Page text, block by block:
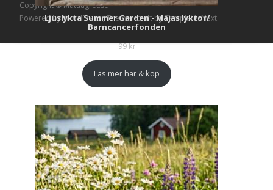
Ljuslykta Summer Garden - Majas lyktor/
Barncancerfonden
99kr
Läs mer här & köp
Copyright © Mattlagret.se
Powered by WordPress, Themei-craftby TemplatesNext.